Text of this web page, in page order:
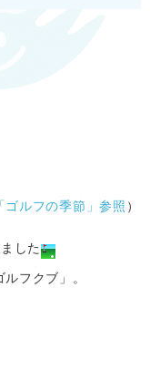
ゴルフの季節」参照 ）
した
フクブ」。